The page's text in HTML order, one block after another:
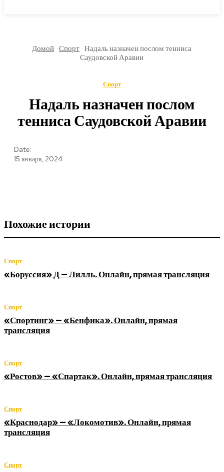
Домой Спорт Надаль назначен послом тенниса
Саудовской Аравии
Спорт
Надаль назначен послом
тенниса Саудовской Аравии
Date:
15 января, 2024
Похожие истории
Спорт
«Боруссия» Д — Лилль. Онлайн, прямая трансляция
Спорт
«Спортинг» — «Бенфика». Онлайн, прямая
трансляция
Спорт
«Ростов» — «Спартак». Онлайн, прямая трансляция
Спорт
«Краснодар» — «Локомотив». Онлайн, прямая
трансляция
Спорт